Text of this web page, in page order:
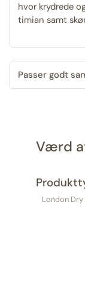
hvor krydrede
timian samt
Passer godt
Værd
London Dry